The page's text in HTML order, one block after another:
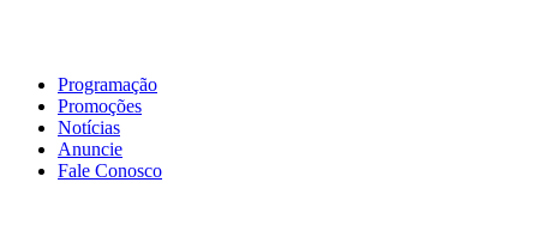
Programação
Promoções
Notícias
Anuncie
Fale Conosco